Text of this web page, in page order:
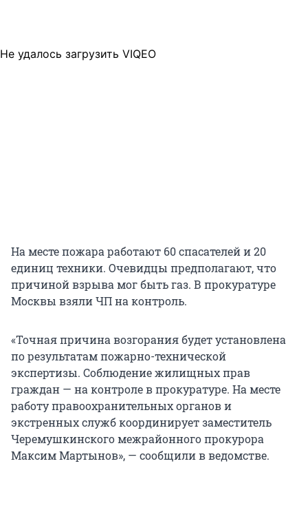
Не удалось загрузить VIQEO
На месте пожара работают 60 спасателей и 20
единиц техники. Очевидцы предполагают, что
причиной взрыва мог быть газ. В прокуратуре
Москвы взяли ЧП на контроль.
«Точная причина возгорания будет установлена
по результатам пожарно-технической
экспертизы. Соблюдение жилищных прав
граждан — на контроле в прокуратуре. На месте
работу правоохранительных органов и
экстренных служб координирует заместитель
Черемушкинского межрайонного прокурора
Максим Мартынов», — сообщили в ведомстве.